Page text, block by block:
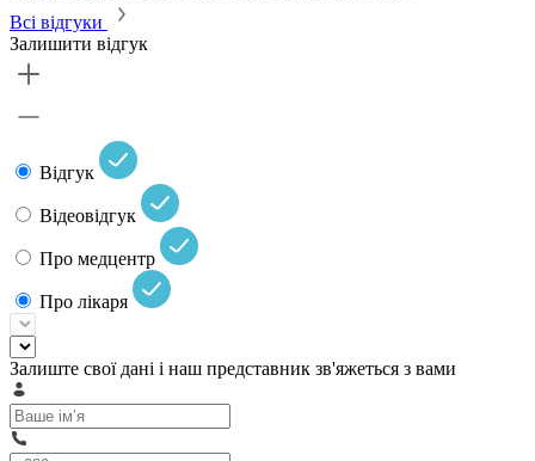
Всі відгуки
Залишити відгук
Відгук
Відеовідгук
Про медцентр
Про лікаря
Залиште свої дані і наш представник зв'яжеться з вами